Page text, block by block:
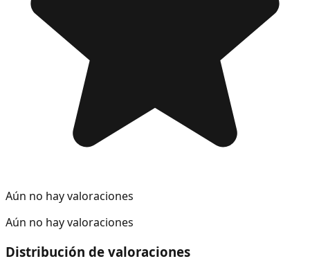
Aún no hay valoraciones
Aún no hay valoraciones
Distribución de valoraciones